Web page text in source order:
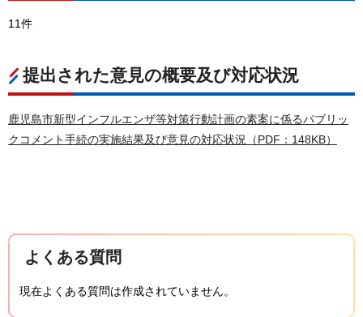
11件
提出された意見の概要及び対応状況
鹿児島市新型インフルエンザ等対策行動計画の素案に係るパブリッ
クコメント手続の実施結果及び意見の対応状況（PDF：148KB）
よくある質問
現在よくある質問は作成されていません。